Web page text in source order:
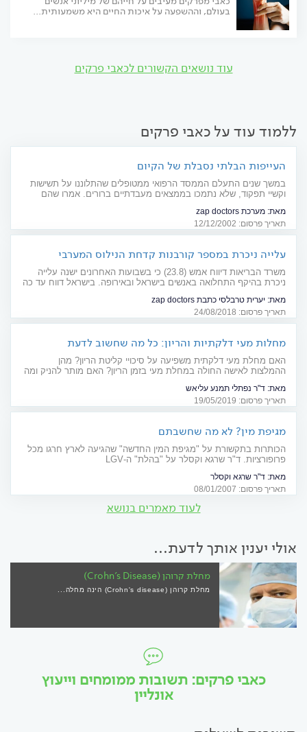
בעולם, וההשפעה על איכות החיים היא משמעותית...
עוד נושאים הקשורים לכאבי פרקים
ללמוד עוד על כאבי פרקים
העייפות הבלתי נסבלת של הקיום
במשך שנים התעלם הממסד הרפואי ממטופלים שהתלוננו על תשישות
וקשיי תפקוד, שלא נתמכו בממצאים מעבדתיים ברורים. אמרו שהם
על מחלות לכל דבר, ויש להן שם: "תסמונת העייפות הכרונית"
ופיברומיאלגיה. אייך ניתן לנצח את העייפות.
מאת: מערכת zap doctors
תאריך פרסום: 12/12/2002
עלייה ניכרת במספר קורבנות קדחת הנילוס המערבי
משרד הבריאות דיווח אמש (23.8) כי בשבועות האחרונים ישנה עלייה
ניכרת בהיקף התחלואה באנשים בישראל ובאירופה. בישראל דווח עד כה
המחלה
מאת: יערית טרבלסי כתבת zap doctors
תאריך פרסום: 24/08/2018
מחלות מעי דלקתיות והריון: כל מה שחשוב לדעת
האם מחלת מעי דלקתית משפיעה על סיכויי קליטת הריון? מהן
ההמלצות לאישה החולה במחלת מעי בזמן הריון? האם מותר להניק ומה
(19.5), כל מה שחשוב לדעת על הריון בצל המחלהמאת: ד"ר נפתלי תמנע עליאש
תאריך פרסום: 19/05/2019
מגיפת מין? לא מה שחשבתם
הכותרות בתקשורת על "מגיפת המין החדשה" שהגיעה לארץ חרגו מכל
פרופורציות. ד"ר שרגא וקסלר על "בהלת" ה-LGV
מאת: ד"ר שרגא וקסלר
תאריך פרסום: 08/01/2007
לעוד מאמרים בנושא
אולי יענין אותך לדעת...
מחלת קרוהן (Crohn's Disease)
מחלת קרוהן (Crohn's disease) הינה מחלה...
כאבי פרקים: תשובות ממומחים וייעוץ
אונליין